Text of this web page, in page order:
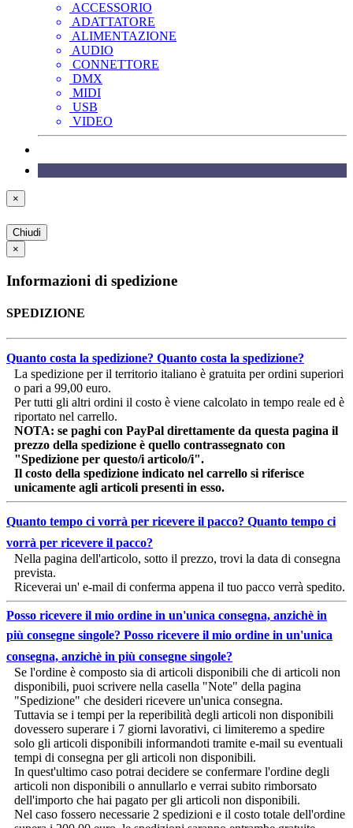
ACCESSORIO
ADATTATORE
ALIMENTAZIONE
AUDIO
CONNETTORE
DMX
MIDI
USB
VIDEO
×
Chiudi
×
Informazioni di spedizione
SPEDIZIONE
Quanto costa la spedizione? Quanto costa la spedizione?
La spedizione per il territorio italiano è gratuita per ordini superiori
o pari a 99,00 euro.
Per tutti gli altri ordini il costo è viene calcolato in tempo reale ed è
riportato nel carrello.
NOTA: se paghi con PayPal direttamente da questa pagina il
prezzo della spedizione è quello contrassegnato con
"Spedizione per questo/i articolo/i".
Il costo della spedizione indicato nel carrello si riferisce
unicamente agli articoli presenti in esso.
Quanto tempo ci vorrà per ricevere il pacco? Quanto tempo ci
vorrà per ricevere il pacco?
Nella pagina dell'articolo, sotto il prezzo, trovi la data di consegna
prevista.
Riceverai un' e-mail di conferma appena il tuo pacco verrà spedito.
Posso ricevere il mio ordine in un'unica consegna, anzichè in
più consegne singole? Posso ricevere il mio ordine in un'unica
consegna, anzichè in più consegne singole?
Se l'ordine è composto sia di articoli disponibili che di articoli non
disponibili, puoi scrivere nella casella "Note" della pagina
"Spedizione" che desideri ricevere un'unica consegna.
Tuttavia se i tempi per la reperibilità degli articoli non disponibili
dovessero superare i 7 giorni lavorativi, ci limiteremo a spedire
solo gli articoli disponibili informandoti tramite e-mail su eventuali
tempi di consegna per gli articoli non disponibili.
In quest'ultimo caso potrai decidere se confermare l'ordine degli
articoli non disponibili o annullarlo e verrai subito rimborsato
dell'importo che hai pagato per gli articoli non disponibili.
Nel caso fossero necessarie 2 spedizioni e il costo totale dell'ordine